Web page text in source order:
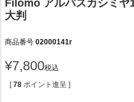
Filomo アルバスカシミヤ
大判
商品番号 02000141r
¥7,800税込
[ 78 ポイント進呈 ]